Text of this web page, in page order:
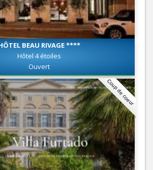
BEAU RIVAGE ****
Hôtel 4 étoiles
Ouvert
Coup de coeur